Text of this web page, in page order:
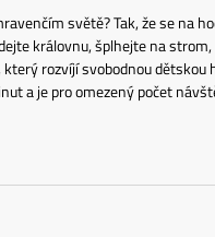
světě? Tak, že se
královnu, šplhejte na
rozvíjí svobodnou
a je pro omezený počet